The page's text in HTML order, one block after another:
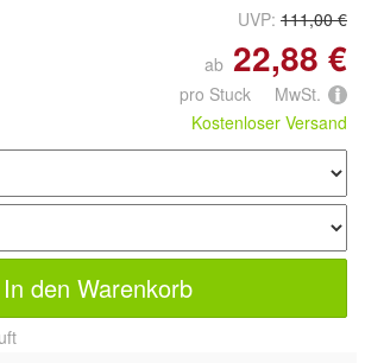
UVP: 111,00 €
ab 22,88 €
pro Stuck MwSt.
Kostenloser Versand
In den Warenkorb